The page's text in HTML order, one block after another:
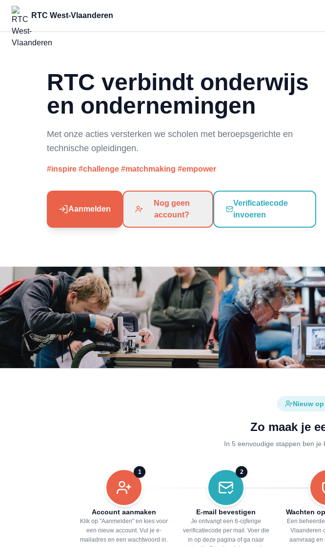
RTC West-Vlaanderen
RTC verbindt onderwijs
en ondernemingen
Met onze acties versterken we scholen met beroepsgerichte en
technische opleidingen.
#inspire #challenge #matchmaking #empower
Aanmelden
Nog geen
account?
Verificatiecode
invoeren
Nieuw
Zo maak je
In 5 eenvoudige stappen ben je
1
Account aanmaken
Klik op "Aanmelden" en kies voor
een nieuw account. Vul je e-
mailadres en een wachtwoord in.
2
E-mail bevestigen
Je ontvangt een 6-cijferige
verificatiecode per mail. Voer die
in op deze pagina of ga naar
Wachten
Een
Vlaanderen
aanvraag en